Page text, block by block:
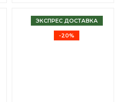
ЭКСПРЕС ДОСТАВКА
-20%